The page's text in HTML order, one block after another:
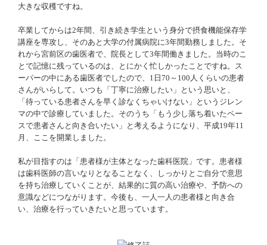
大きな収穫ですね。
卒業してからは2年間、引き続き学生という身分で摂食機能保存学
講座を専攻し、そのあと大学の付属病院に3年間勤務しました。そ
れから宮前区の歯医者で、院長として3年間働きました。当時のこ
とで記憶に残っているのは、とにかく忙しかったことですね。ス
ーパーの中にある歯医者でしたので、1日70～100人くらいの患者
さんがいらして。いつも「丁寧に治療したい」という思いと、
「待っている患者さんを早く診なくちゃいけない」というジレン
マの中で診療していました。そのうち「もう少し落ち着いたペー
スで患者さんと向き合いたい」と考えるようになり、平成19年11
月、ここを開業しました。
私が目指すのは「患者様が主体となった歯科医院」です。患者様
は歯科医師の言いなりとなることなく、しっかりとご自分で意思
を持ち治療していくことが、結果的に質の高い治療や、予防への
意識などにつながります。今後も、一人一人の患者様と向き合
い、治療を行っていきたいと思っています。